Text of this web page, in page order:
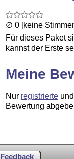
∅ 0 [keine
Für dieses Paket
kannst der Erste
Meine
Nur registrierteund
Bewertung
Feedback